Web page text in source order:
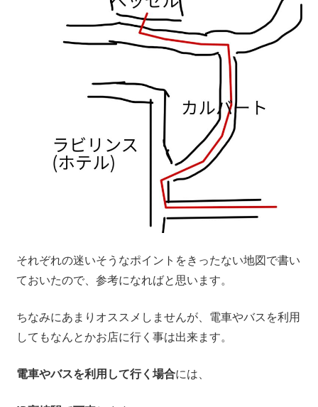
それぞれの迷いそうなポイントをきったない地図で書い
ておいたので、参考になればと思います。
ちなみにあまりオススメしませんが、電車やバスを利用
してもなんとかお店に行く事は出来ます。
電車やバスを利用して行く場合には、